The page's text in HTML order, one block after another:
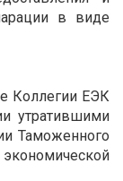
в виде
Коллегии ЕЭК
утратившими
Таможенного